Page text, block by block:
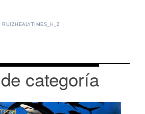
RUIZHEALYTIMES_H_2
categoría